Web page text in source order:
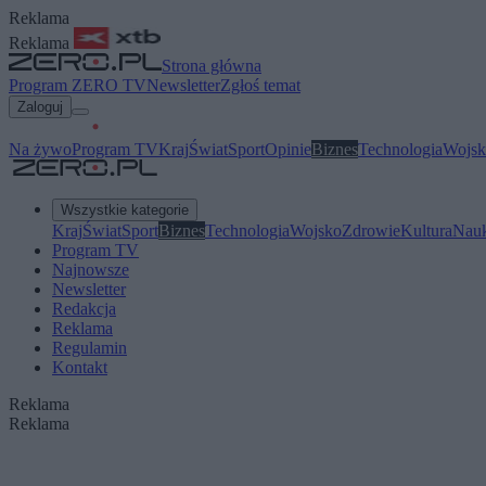
Reklama
Reklama
Strona główna
Program ZERO TVNewsletterZgłoś temat
Zaloguj
Na żywoProgram TVKrajŚwiatSportOpinieBiznesTechnologia
Wszystkie kategorie
KrajŚwiatSportBiznesTechnologiaWojskoZdrowieKultura
Program TV
Najnowsze
Newsletter
Redakcja
Reklama
Regulamin
Kontakt
Reklama
Reklama